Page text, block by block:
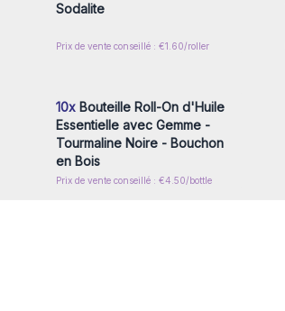
Sodalite
Prix de vente conseillé : €1.60/roller
Connectez-vous ou inscrivez-
10x Bouteille Roll-On d'Huile
Essentielle avec Gemme -
Tourmaline Noire - Bouchon
en Bois
Prix de vente conseillé : €4.50/bottle